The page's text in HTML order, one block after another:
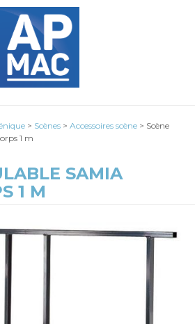
> Scènes > Accessoires scène > Scène
1 m
SAMIA
1 M